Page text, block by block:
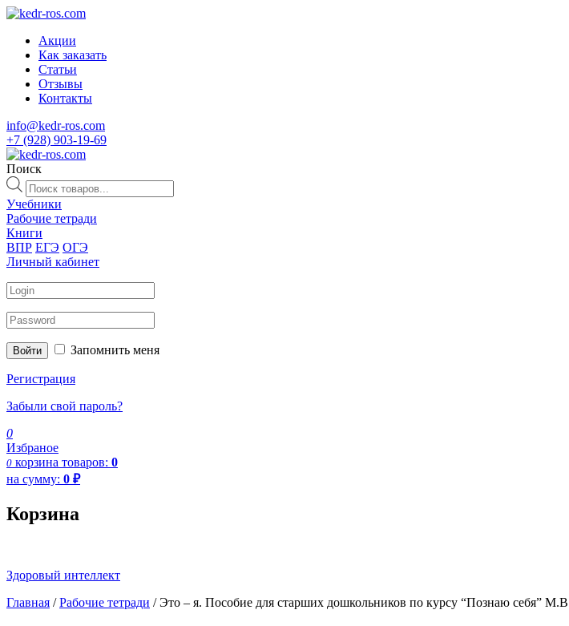
Акции
Как заказать
Статьи
Отзывы
Контакты
info@kedr-ros.com
+7 (928) 903-19-69
Поиск
Поиск
товаров
Учебники
Рабочие тетради
Книги
ВПР ЕГЭ ОГЭ
Личный кабинет
Войти Запомнить меня
Регистрация
Забыли свой пароль?
0
Избраное
0 корзина товаров: 0
на сумму: 0 ₽
Корзина
Здоровый интеллект
Главная /Рабочие тетради / Это – я. Пособие для старших дошкольников по курсу “Познаю себя”